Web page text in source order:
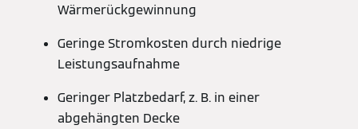
Wärmerückgewinnung
Geringe Stromkosten durch niedrige
Leistungsaufnahme
Geringer Platzbedarf, z. B. in einer
abgehängten Decke